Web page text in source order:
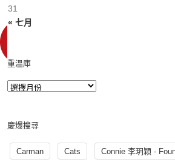
« 七月
31
重溫庫
慶爆搜尋
Carman Cats Connie 李玥穎 -